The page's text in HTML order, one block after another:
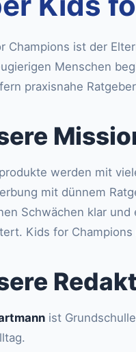
Champions ist der
Menschen
praxisnahe
werden mit
mit dünnem
Schwächen klar
Kids for
ist